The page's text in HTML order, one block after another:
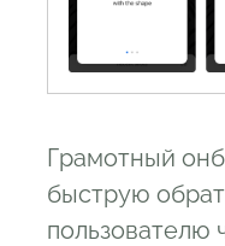
Грамотный
быструю
пользователю